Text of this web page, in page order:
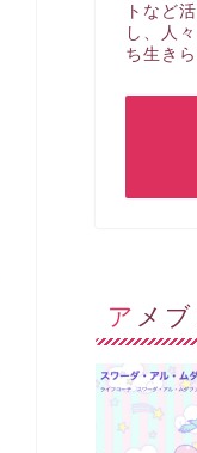
トなど
し、人
ち生き
ア